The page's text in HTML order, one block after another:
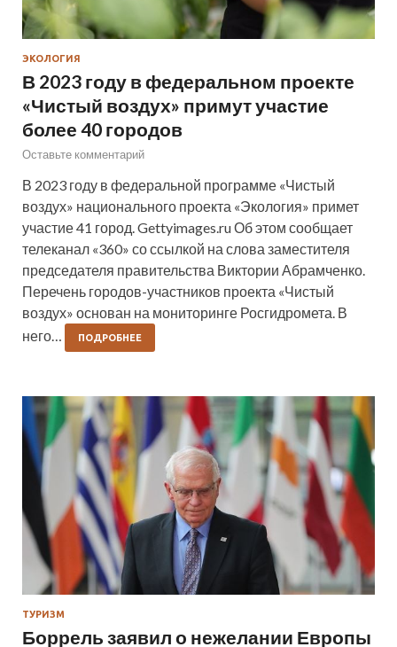
ЭКОЛОГИЯ
В 2023 году в федеральном проекте
«Чистый воздух» примут участие
более 40 городов
Оставьте комментарий
В 2023 году в федеральной программе «Чистый
воздух» национального проекта «Экология» примет
участие 41 город. Gettyimages.ru Об этом сообщает
телеканал «360» со ссылкой на слова заместителя
председателя правительства Виктории Абрамченко.
Перечень городов-участников проекта «Чистый
воздух» основан на мониторинге Росгидромета. В
него…
ПОДРОБНЕЕ
ТУРИЗМ
Боррель заявил о нежелании Европы